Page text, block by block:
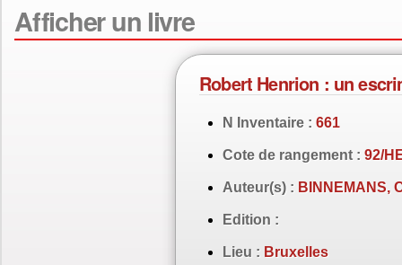
Afficher un livre
Robert Henrion : un
N Inventaire : 661
Cote de rangement : 92/
Auteur(s) : BINNEMANS,
Edition :
Lieu : Bruxelles